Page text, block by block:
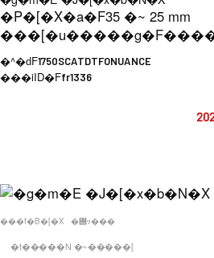
�P�[�X�a�F35 �~ 25 mm
���[�u�����g�F
�^�ԁF1750SCATDTFONUANCE
���iID�Ffr1336
���f�B�[�X �݌ɂ���
�t�����N �~�����[